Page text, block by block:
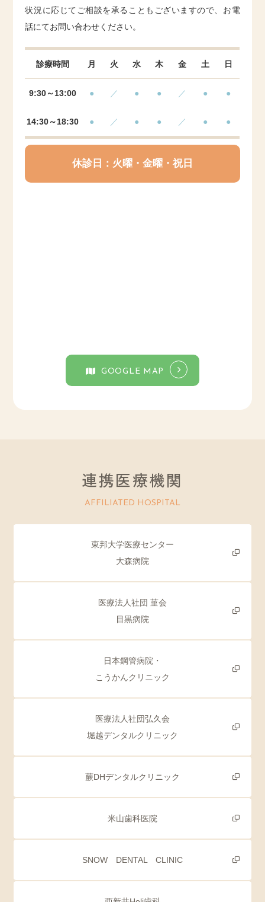
状況に応じてご相談を承ることもございますので、お電
話にてお問い合わせください。
診療時間 月 火 水 木 金 土 日
9:30～13:00 ● ／ ● ● ／ ● ●
14:30～18:30 ● ／ ● ● ／ ● ●
休診日：火曜・金曜・祝日
GOOGLE MAP
連携医療機関
AFFILIATED HOSPITAL
東邦大学医療センター
大森病院
医療法人社団 菫会
目黒病院
日本鋼管病院・
こうかんクリニック
医療法人社団弘久会
堀越デンタルクリニック
蕨DHデンタルクリニック
米山歯科医院
SNOW DENTAL CLINIC